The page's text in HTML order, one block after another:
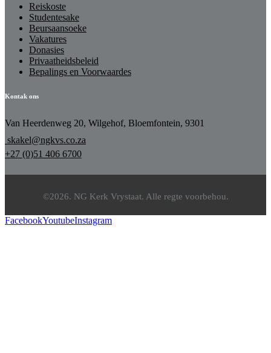
Reiskoste
Studentesake
Beursaansoeke
Vakatures
Donasies
Privaatheidsbeleid
Bepalings en Voorwaardes
Kontak ons
Van Heerdenweg 20, Wilgehof, Bloemfontein, 9301
skakel@ngkvs.co.za
+27 (0)51 406 6700
©2026. NG Kerk Vrystaat. Alle regte voorbehou.
FacebookYoutubeInstagram